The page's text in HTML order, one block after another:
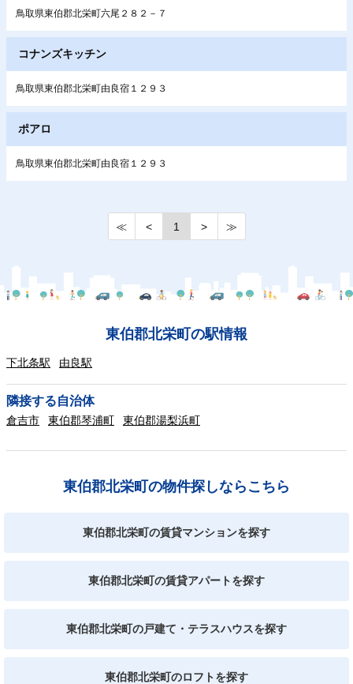
鳥取県東伯郡北栄町六尾２８２－７
コナンズキッチン
鳥取県東伯郡北栄町由良宿１２９３
ポアロ
鳥取県東伯郡北栄町由良宿１２９３
≪ < 1 > ≫
東伯郡北栄町の駅情報
下北条駅 由良駅
隣接する自治体
倉吉市 東伯郡琴浦町 東伯郡湯梨浜町
東伯郡北栄町の物件探しならこちら
東伯郡北栄町の賃貸マンションを探す
東伯郡北栄町の賃貸アパートを探す
東伯郡北栄町の戸建て・テラスハウスを探す
東伯郡北栄町のロフトを探す